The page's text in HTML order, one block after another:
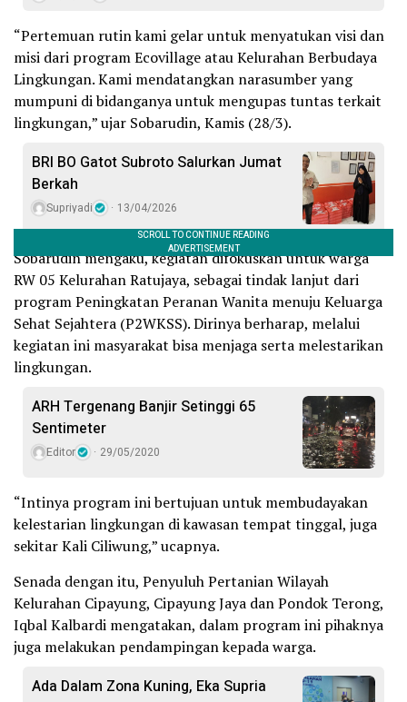
“Pertemuan rutin kami gelar untuk menyatukan visi dan
misi dari program Ecovillage atau Kelurahan Berbudaya
Lingkungan. Kami mendatangkan narasumber yang
mumpuni di bidanganya untuk mengupas tuntas terkait
lingkungan,” ujar Sobarudin, Kamis (28/3).
BRI BO Gatot Subroto Salurkan Jumat
Berkah
Supriyadi 13/04/2026
Sobarudin mengaku, kegiatan difokuskan untuk warga
RW 05 Kelurahan Ratujaya, sebagai tindak lanjut dari
program Peningkatan Peranan Wanita menuju Keluarga
Sehat Sejahtera (P2WKSS). Dirinya berharap, melalui
kegiatan ini masyarakat bisa menjaga serta melestarikan
lingkungan.
ARH Tergenang Banjir Setinggi 65
Sentimeter
Editor 29/05/2020
“Intinya program ini bertujuan untuk membudayakan
kelestarian lingkungan di kawasan tempat tinggal, juga
sekitar Kali Ciliwung,” ucapnya.
Senada dengan itu, Penyuluh Pertanian Wilayah
Kelurahan Cipayung, Cipayung Jaya dan Pondok Terong,
Iqbal Kalbardi mengatakan, dalam program ini pihaknya
juga melakukan pendampingan kepada warga.
Ada Dalam Zona Kuning, Eka Supria